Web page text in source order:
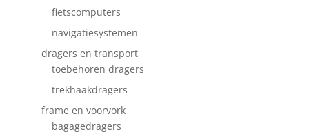
fietscomputers
navigatiesystemen
dragers en transport
toebehoren dragers
trekhaakdragers
frame en voorvork
bagagedragers